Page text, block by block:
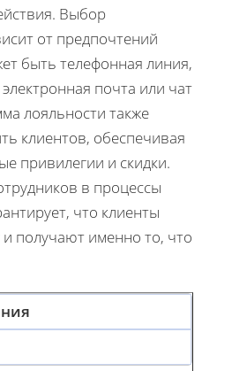
Выбор
от предпочтений
быть телефонная линия,
почта или чат
лояльности также
клиентов, обеспечивая
привилегии и скидки.
в процессы
что клиенты
и получают именно то, что